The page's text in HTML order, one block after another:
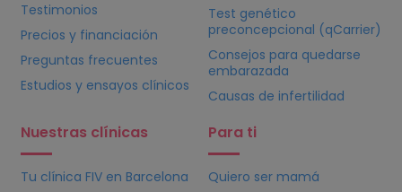
Testimonios
Precios y financiación
Preguntas frecuentes
Estudios y ensayos clínicos
Test genético
preconcepcional (qCarrier)
Consejos para quedarse
embarazada
Causas de infertilidad
Nuestras clínicas
Tu clínica FIVen Barcelona
Para ti
Quiero ser mamá